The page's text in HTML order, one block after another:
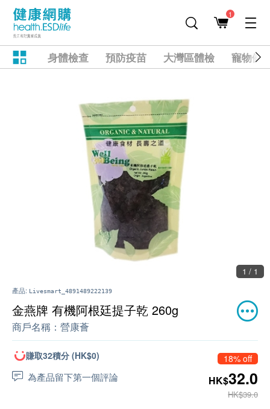
1
身體檢查 預防疫苗 大灣區體檢 寵物健
1 / 1
產品: Livesmart_4891489222139
金燕牌 有機阿根廷提子乾 260g
商戶名稱： 營康薈
賺取32積分 (HK$0)
為產品留下第一個評論
18% off
HK$32.0
HK$39.0